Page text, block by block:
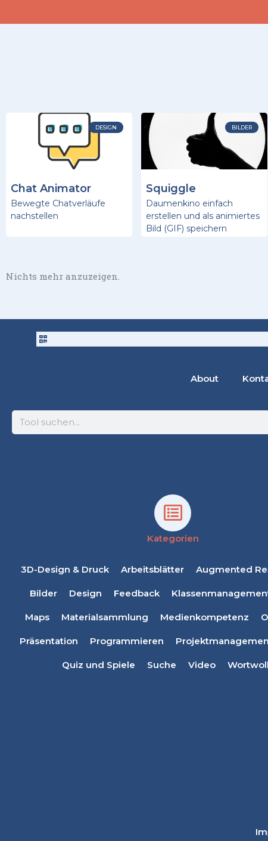
DESIGN
Chat Animator
Bewegte Chatverläufe
nachstellen
BILDER
Squiggle
Daumenkino einfach
erstellen und als animiertes
Bild (GIF) speichern
Nichts mehr anzuzeigen.
About
Suche
Kategorien
3D-Design & Druck Arbeitsblätter Augmented
Bilder Design Feedback
Maps Materialsammlung Medienkompetenz
Präsentation Programmieren
Quiz und Spiele Suche Video